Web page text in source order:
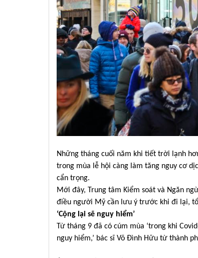
Những tháng cuối năm khi tiết trời lạnh
trong mùa lễ hội càng làm tăng nguy cơ
cẩn trọng.
Mới đây, Trung tâm Kiểm soát và Ngăn
điều người Mỹ cần lưu ý trước khi đi lại,
‘Cộng lại sẽ nguy hiểm’
Từ tháng 9 đã có cúm mùa ‘trong khi
nguy hiểm,’ bác sĩ Võ Đình Hữu từ thành